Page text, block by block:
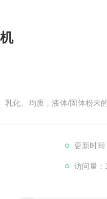
乳化、均质，液体/固体粉末
洗方便等特点。
更新时间
访问量：